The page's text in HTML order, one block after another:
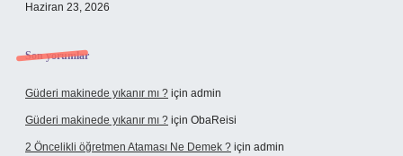
Haziran 23, 2026
Son yorumlar
Güderi makinede yıkanır mı ? için admin
Güderi makinede yıkanır mı ? için ObaReisi
2 Öncelikli öğretmen Ataması Ne Demek ? için admin